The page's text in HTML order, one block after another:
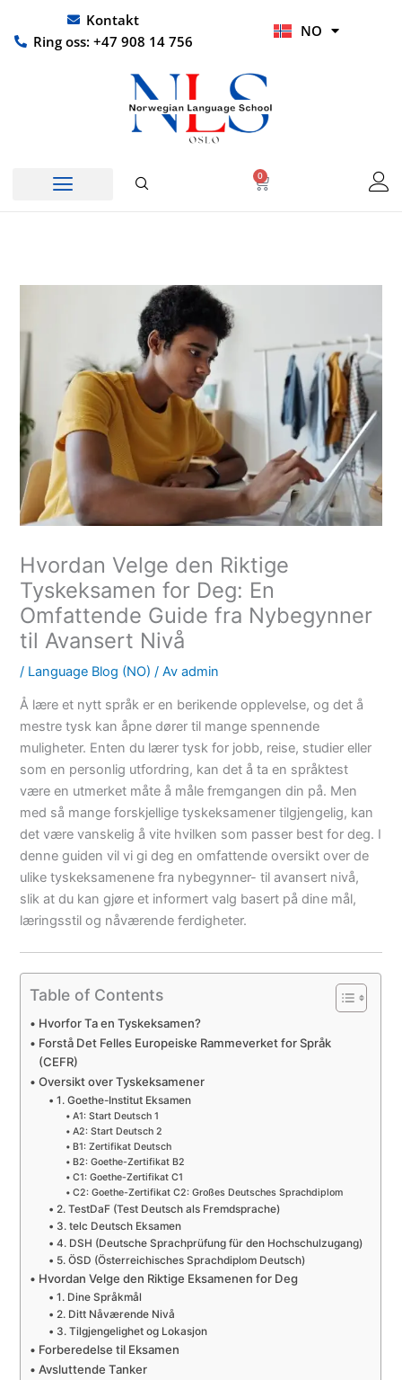
rett
Kontakt
Ring oss: +47 908 14 756
NO
HI
0
Handlekurv
Hvordan Velge den Riktige
Tyskeksamen for Deg: En
Omfattende Guide fra Nybegynner
til Avansert Nivå
/ Language Blog (NO) / Av admin
Å lære et nytt språk er en berikende opplevelse, og det å
mestre tysk kan åpne dører til mange spennende
muligheter. Enten du lærer tysk for jobb, reise, studier eller
som en personlig utfordring, kan det å ta en språktest
være en utmerket måte å måle fremgangen din på. Men
med så mange forskjellige tyskeksamener tilgjengelig, kan
det være vanskelig å vite hvilken som passer best for deg. I
denne guiden vil vi gi deg en omfattende oversikt over de
ulike tyskeksamenene fra nybegynner- til avansert nivå,
slik at du kan gjøre et informert valg basert på dine mål,
læringsstil og nåværende ferdigheter.
Table of Contents
Hvorfor Ta en Tyskeksamen?
Forstå Det Felles Europeiske Rammeverket for Språk
(CEFR)
Oversikt over Tyskeksamener
1. Goethe-Institut Eksamen
A1: Start Deutsch 1
A2: Start Deutsch 2
B1: Zertifikat Deutsch
B2: Goethe-Zertifikat B2
C1: Goethe-Zertifikat C1
C2: Goethe-Zertifikat C2: Großes Deutsches Sprachdiplom
2. TestDaF (Test Deutsch als Fremdsprache)
3. telc Deutsch Eksamen
4. DSH (Deutsche Sprachprüfung für den Hochschulzugang)
5. ÖSD (Österreichisches Sprachdiplom Deutsch)
Hvordan Velge den Riktige Eksamenen for Deg
1. Dine Språkmål
2. Ditt Nåværende Nivå
3. Tilgjengelighet og Lokasjon
Forberedelse til Eksamen
Avsluttende Tanker